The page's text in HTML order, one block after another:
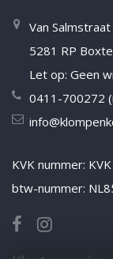
Van
5281 RP
Let op: Geen
0411-700272
KVK nummer:
btw-nummer: